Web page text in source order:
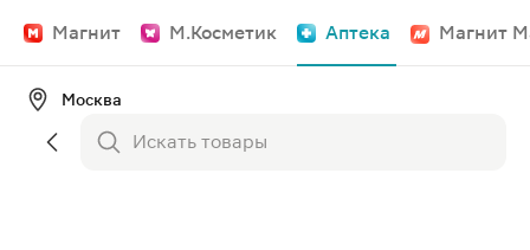
Магнит М.Косметик Аптека Магнит
Москва